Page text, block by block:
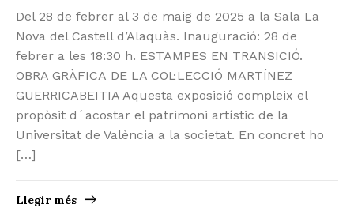
Del 28 de febrer al 3 de maig de 2025 a la Sala La
Nova del Castell d’Alaquàs. Inauguració: 28 de
febrer a les 18:30 h. ESTAMPES EN TRANSICIÓ.
OBRA GRÀFICA DE LA COL·LECCIÓ MARTÍNEZ
GUERRICABEITIA Aquesta exposició compleix el
propòsit d´acostar el patrimoni artístic de la
Universitat de València a la societat. En concret ho
[…]
Llegir més